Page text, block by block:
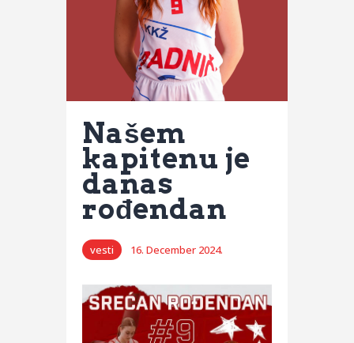
Našem
kapitenu je
danas
rođendan
vesti 16. December 2024.